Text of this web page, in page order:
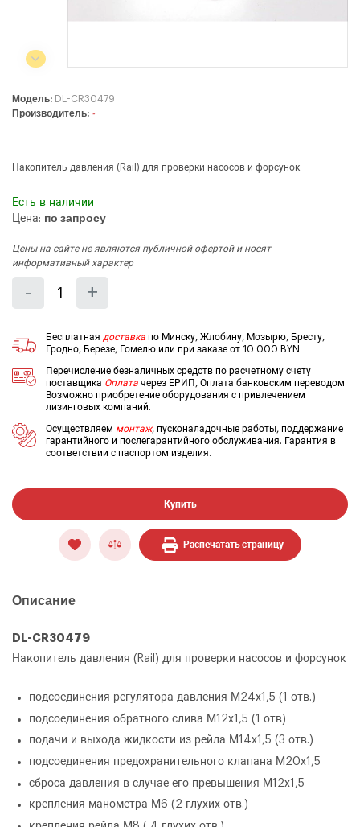
с 8:00 до 17:00, сб, вс - выходной
СЕЛЬСКОХОЗЯЙСТВЕННАЯ ТЕХНИКА
Модель:
DL-CR30479
Производитель: -
Накопитель давления (Rail) для проверки насосов и форсунок
Есть в наличии
Цена: по запросу
Цены на сайте не являются публичной офертой и носят
информативный характер
- Уменьшить
на
еденицу
+
на
еденицу
Бесплатная доставка по Минску, Жлобину, Мозырю, Бресту,
Гродно, Березе, Гомелю или при заказе от 10 000 BYN
Перечисление безналичных средств по расчетному счету
поставщика Оплата через ЕРИП, Оплата банковским переводом
Возможно приобретение оборудования с привлечением
лизинговых компаний.
Осуществляем монтаж, пусконаладочные работы, поддержание
гарантийного и послегарантийного обслуживания. Гарантия в
соответствии с паспортом изделия.
Купить
Распечатать страницу
Описание
DL-CR30479
Накопитель давления (Rail) для проверки насосов и форсунок
подсоединения регулятора давления М24х1,5 (1 отв.)
подсоединения обратного слива М12х1,5 (1 отв)
подачи и выхода жидкости из рейла М14х1,5 (3 отв.)
подсоединения предохранительного клапана М20х1,5
сброса давления в случае его превышения М12х1,5
крепления манометра М6 (2 глухих отв.)
Накопитель давления (Rail) для проверки
насосов и форсунок
ЗАКАЗАТЬ ЗВОНОК